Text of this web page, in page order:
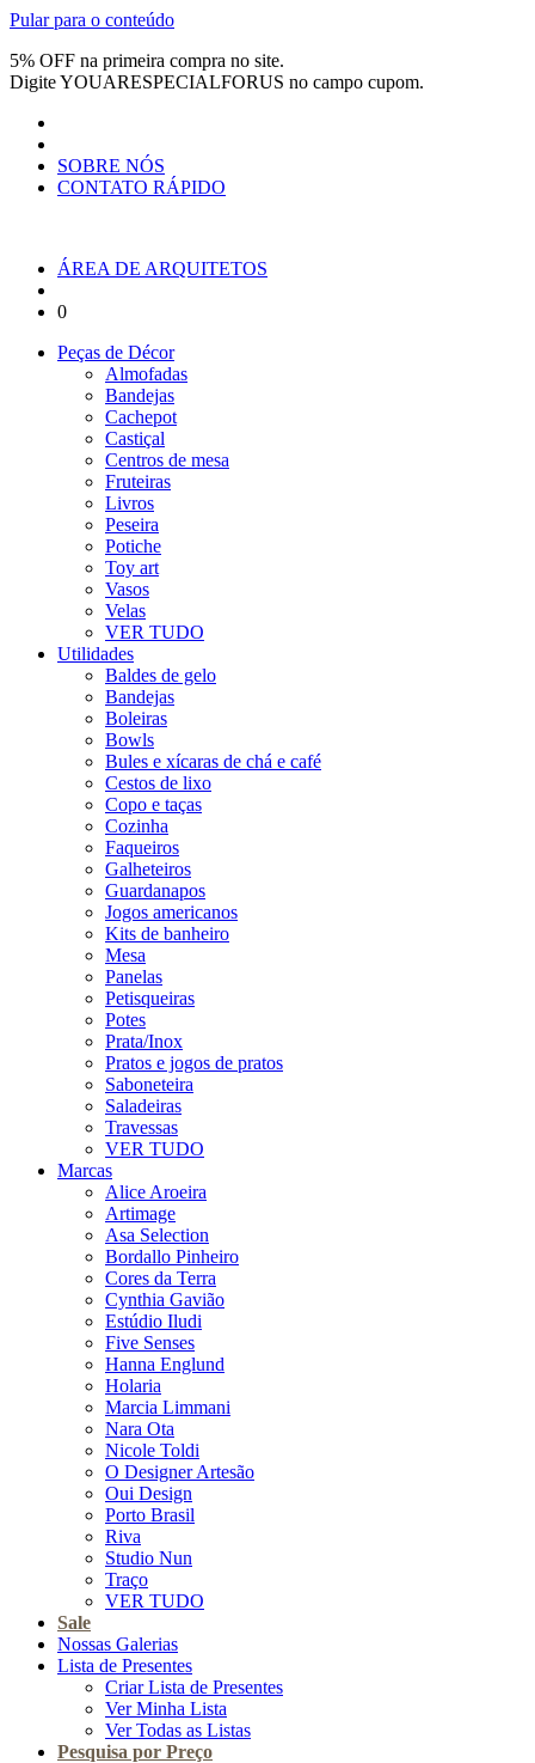
Pular para o conteúdo
5% OFF na primeira compra no site.
DigiteYOUARESPECIALFORUS no campo cupom.
SOBRE NÓS
CONTATO RÁPIDO
ÁREA DE ARQUITETOS
0
Peças de Décor
Almofadas
Bandejas
Cachepot
Castiçal
Centros de mesa
Fruteiras
Livros
Peseira
Potiche
Toy art
Vasos
Velas
VER TUDO
Utilidades
Baldes de gelo
Bandejas
Boleiras
Bowls
Bules e xícaras de chá e café
Cestos de lixo
Copo e taças
Cozinha
Faqueiros
Galheteiros
Guardanapos
Jogos americanos
Kits de banheiro
Mesa
Panelas
Petisqueiras
Potes
Prata/Inox
Pratos e jogos de pratos
Saboneteira
Saladeiras
Travessas
VER TUDO
Marcas
Alice Aroeira
Artimage
Asa Selection
Bordallo Pinheiro
Cores da Terra
Cynthia Gavião
Estúdio Iludi
Five Senses
Hanna Englund
Holaria
Marcia Limmani
Nara Ota
Nicole Toldi
O Designer Artesão
Oui Design
Porto Brasil
Riva
Studio Nun
Traço
VER TUDO
Sale
Nossas Galerias
Lista de Presentes
Criar Lista de Presentes
Ver Minha Lista
Ver Todas as Listas
Pesquisa por Preço